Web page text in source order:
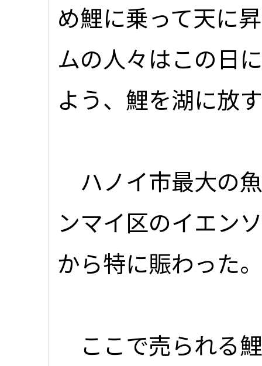
め鯉に乗って天に
ムの人々はこの日
よう、鯉を湖に放
ハノイ市最大の
ンマイ区のイエン
から特に賑わった。
ここで売られる